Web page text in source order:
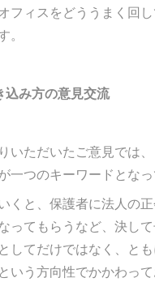
フィスをどううまく回
込み方の意見交流
いただいたご意見では
一つのキーワードとなっ
くと、保護者に法人の
ってもらうなど、決し
してだけではなく、と
いう方向性でかかわっ